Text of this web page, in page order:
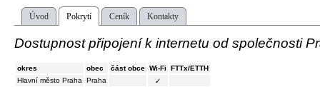
Úvod Pokrytí Ceník Kontakty
Dostupnost připojení k internetu od společnosti
okres obec část obce Wi-Fi
FTTx/ETTH
Hlavní město Praha
Praha
✓